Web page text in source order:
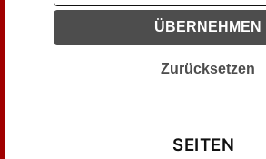
Döltz, Emma (22)
Döring, Christian (11)
Eckstein, G. (12)
Ellinger, A. (21)
ÜBERNEHMEN
Zurücksetzen
SEITEN